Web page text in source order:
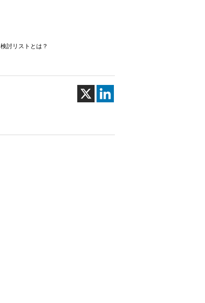
検討リストとは？